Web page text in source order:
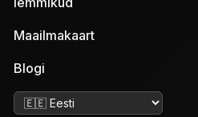
Maailmakaart
Blogi
Muuda keelt